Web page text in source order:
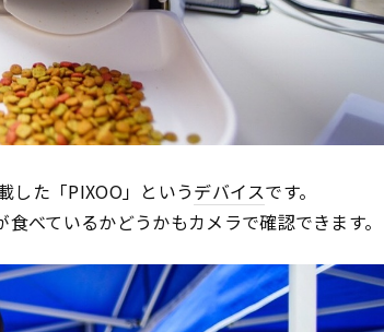
した「PIXOO」というデバイスです。
べているかどうかもカメラで確認できます。